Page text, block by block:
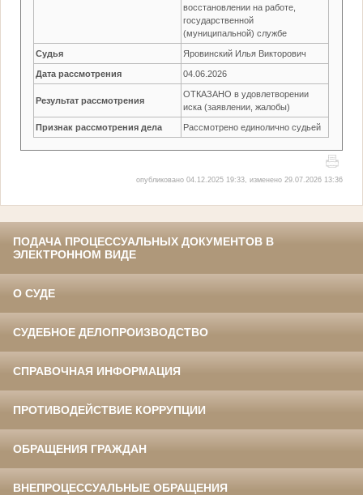
восстановлении на работе,
государственной
(муниципальной) службе
Судья Яровинский Илья Викторович
Дата рассмотрения 04.06.2026
Результат рассмотрения
ОТКАЗАНО в удовлетворении
иска (заявлении, жалобы)
Признак рассмотрения дела Рассмотрено единолично судьей
опубликовано 04.12.2025 19:33, изменено 29.07.2026 13:36
ПОДАЧА ПРОЦЕССУАЛЬНЫХ ДОКУМЕНТОВ В
ЭЛЕКТРОННОМ ВИДЕ
О СУДЕ
СУДЕБНОЕ ДЕЛОПРОИЗВОДСТВО
СПРАВОЧНАЯ ИНФОРМАЦИЯ
ПРОТИВОДЕЙСТВИЕ КОРРУПЦИИ
ОБРАЩЕНИЯ ГРАЖДАН
ВНЕПРОЦЕССУАЛЬНЫЕ ОБРАЩЕНИЯ